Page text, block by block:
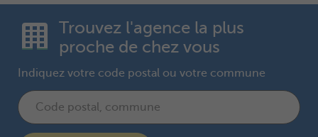
Trouvez l'agence la plus
proche de chez vous
Indiquez votre code postal ou votre commune